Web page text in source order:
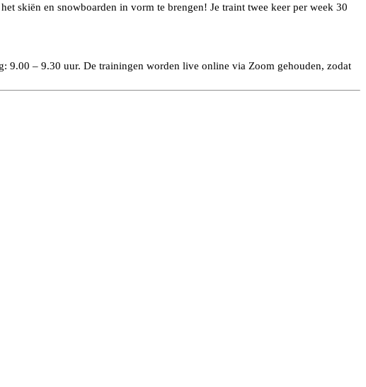
skiën en snowboarden in vorm te brengen! Je traint twee keer per week 30
9.00 – 9.30 uur. De trainingen worden live online via Zoom gehouden, zodat